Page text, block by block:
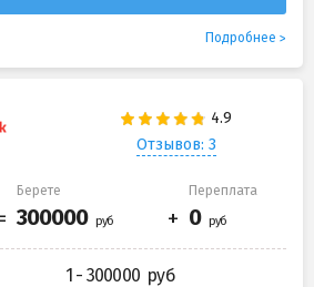
Подробнее
Отзывов: 3
Берете Переплата
1 - 300000